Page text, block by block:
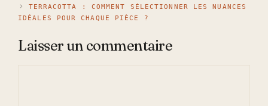
TERRACOTTA : COMMENT SÉLECTIONNER LES NUANCES
IDÉALES POUR CHAQUE PIÈCE ?
Laisser un commentaire